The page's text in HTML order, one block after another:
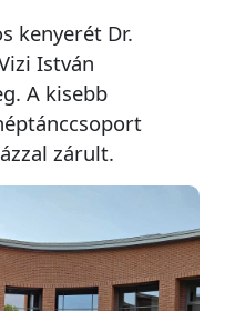
kenyerét Dr.
István
A kisebb
zárult.